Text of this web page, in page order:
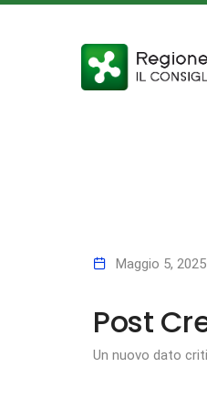
Maggio 5, 2025
Post
Un nuovo dato